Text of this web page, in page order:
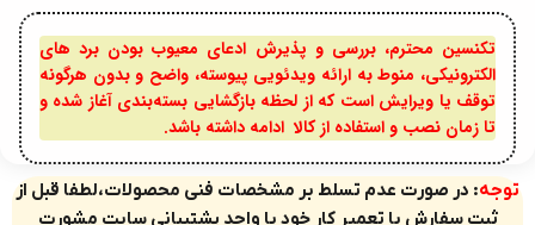
تکنسین محترم، بررسی و پذیرش ادعای معیوب بودن برد های
الکترونیکی، منوط به ارائه ویدئویی پیوسته، واضح و بدون هرگونه
توقف یا ویرایش است که از لحظه بازگشایی بسته‌بندی آغاز شده و
تا زمان نصب و استفاده از کالا ادامه داشته باشد.
توجه: در صورت عدم تسلط بر مشخصات فنی محصولات،لطفا قبل از
ثبت سفارش با تعمیر کار خود یا واحد پشتیبانی سایت مشورت